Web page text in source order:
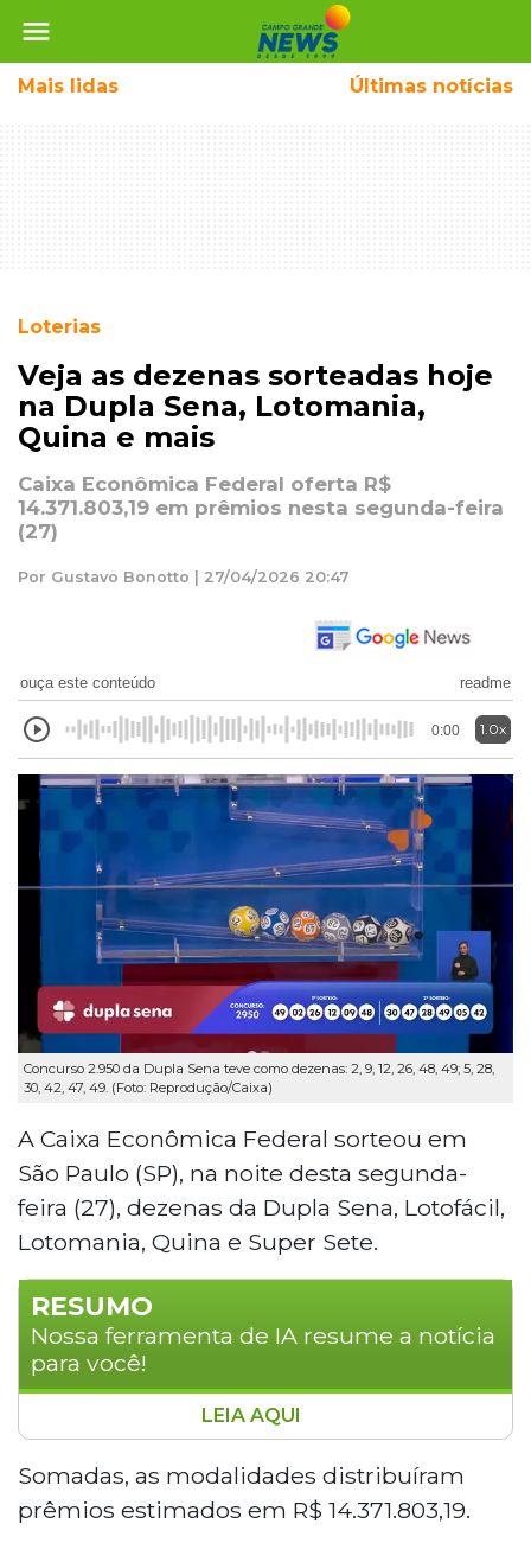
menu
Mais lidas Últimas notícias
Loterias
Veja as dezenas sorteadas hoje
na Dupla Sena, Lotomania,
Quina e mais
Caixa Econômica Federal oferta R$
14.371.803,19 em prêmios nesta segunda-feira
(27)
Por Gustavo Bonotto | 27/04/2026 20:47
ouça este conteúdo readme
0:00 1.0x
Concurso 2.950 da Dupla Sena teve como dezenas: 2, 9, 12, 26, 48, 49; 5, 28,
30, 42, 47, 49. (Foto: Reprodução/Caixa)
A Caixa Econômica Federal sorteou em
São Paulo (SP), na noite desta segunda-
feira (27), dezenas da Dupla Sena, Lotofácil,
Lotomania, Quina e Super Sete.
RESUMO
Nossa ferramenta de IA resume a notícia
para você!
A Caixa Econômica Federal realizou na noite
desta segunda-feira (27), em São Paulo, os
sorteios da Dupla Sena, Lotofácil, Lotomania,
Quina e Super Sete, distribuindo prêmios que
LEIA AQUI
Somadas, as modalidades distribuíram
prêmios estimados em R$ 14.371.803,19.